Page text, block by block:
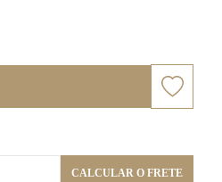
CALCULAR O FRETE